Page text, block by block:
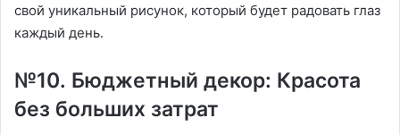
свой уникальный рисунок, который будет радовать глаз
каждый день․
№10․ Бюджетный декор: Красота
без больших затрат